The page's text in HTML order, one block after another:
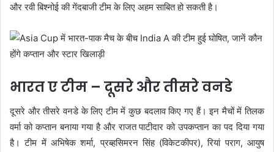
और रवी बिश्नोई की गेंदबाजी टीम के लिए अहम साबित हो सकती है।
भारत ए टीम – दूसरे और तीसरे वनडे
दूसरे और तीसरे वनडे के लिए टीम में कुछ बदलाव किए गए हैं। इन मैचों में तिलक
वर्मा को कप्तान बनाया गया है और राजत पाटीदार को उपकप्तान का पद दिया गया
है। टीम में अभिषेक शर्मा, प्रब्हसिमरन सिंह (विकेटकीपर), रियां पराग, आयुष